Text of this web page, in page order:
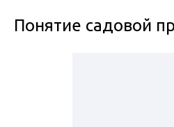
Понятие садовой